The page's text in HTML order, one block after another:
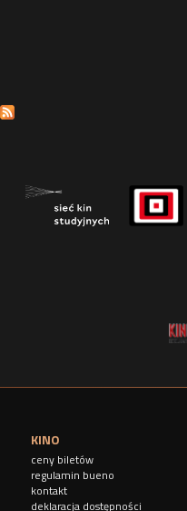
KINO
ceny biletów
regulamin bueno
kontakt
deklaracja dostępności